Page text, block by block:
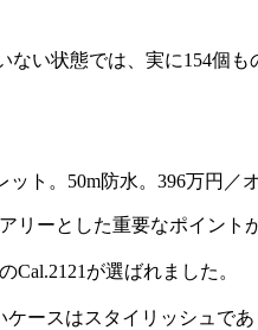
い状態では、実に154個も
リーとした重要なポイント
が選ばれました。
ースはスタイリッシュであ